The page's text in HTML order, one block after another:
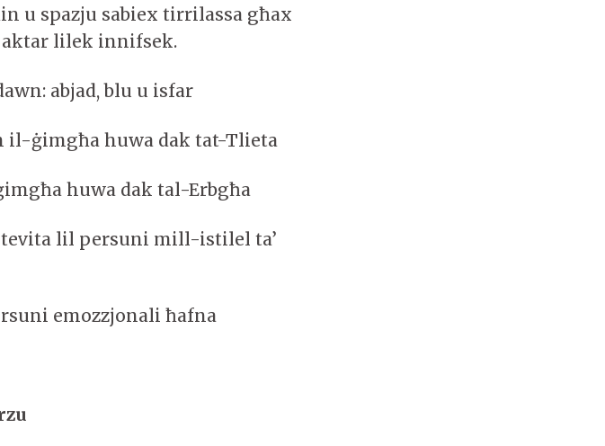
u spazju sabiex tirrilassa għax
aktar lilek innifsek.
abjad, blu u isfar
ġimgħa huwa dak tat-Tlieta
huwa dak tal-Erbgħa
lil persuni mill-istilel ta’
emozzjonali ħafna